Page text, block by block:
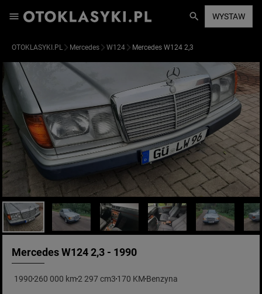
WYSTAW
OTOKLASYKI.PL Mercedes W124 Mercedes W124 2,3
Mercedes W124 2,3 - 1990
1990260 000 km2 297 cm3 170 KM Benzyna